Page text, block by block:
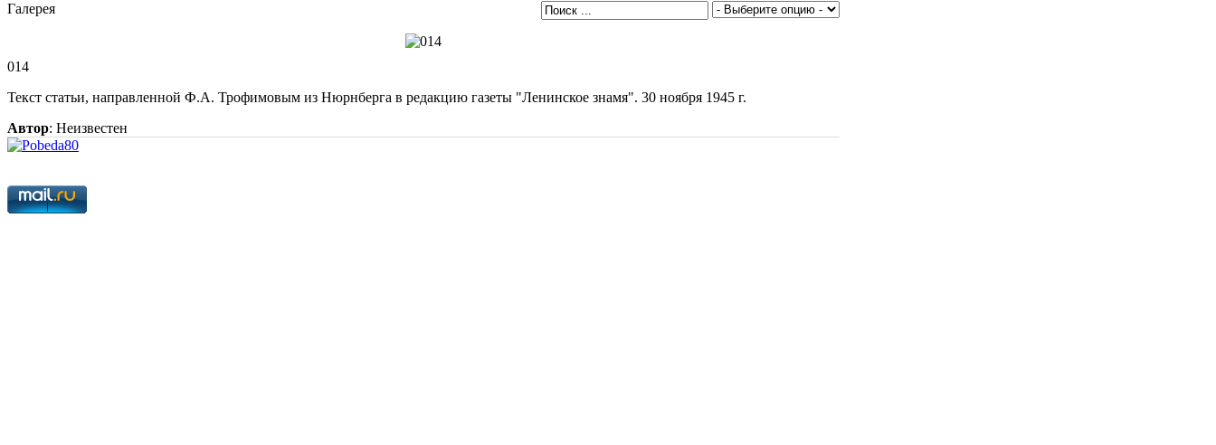
Галерея
014
Текст статьи, направленной Ф.А. Трофимовым из Нюрнберга в редакцию газеты "Ленинское знамя". 30 ноября 1945 г.
Автор: Неизвестен